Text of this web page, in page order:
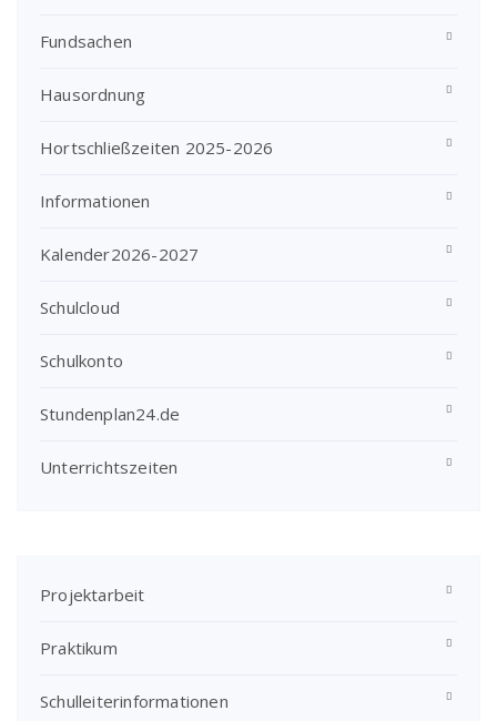
Fundsachen
Hausordnung
Hortschließzeiten 2025-2026
Informationen
Kalender2026-2027
Schulcloud
Schulkonto
Stundenplan24.de
Unterrichtszeiten
Projektarbeit
Praktikum
Schulleiterinformationen